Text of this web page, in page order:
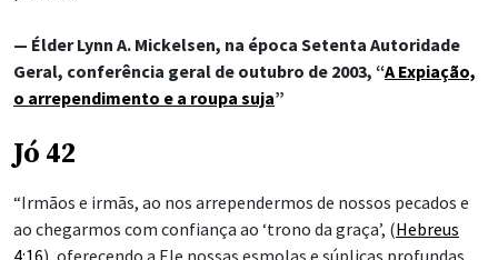
— Élder Lynn A. Mickelsen, na época Setenta Autoridade
Geral, conferência geral de outubro de 2003, “A Expiação,
o arrependimento e a roupa suja”
Jó 42
“Irmãos e irmãs, ao nos arrependermos de nossos pecados e
ao chegarmos com confiança ao ‘trono da graça’, (Hebreus
4:16), oferecendo a Ele nossas esmolas e súplicas profundas